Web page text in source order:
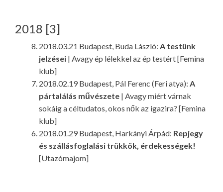
2018 [3]
2018.03.21 Budapest, Buda László: A testünk
jelzései | Avagy ép lélekkel az ép testért [Femina
klub]
2018.02.19 Budapest, Pál Ferenc (Feri atya): A
pártalálás művészete | Avagy miért várnak
sokáig a céltudatos, okos nők az igazira? [Femina
klub]
2018.01.29 Budapest, Harkányi Árpád: Repjegy
és szállásfoglalási trükkök, érdekességek!
[Utazómajom]